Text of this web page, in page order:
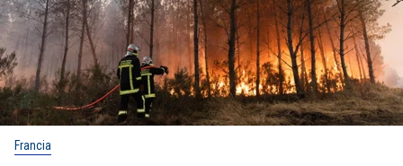
Francia